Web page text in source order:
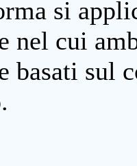
si
nel cui
basati sul